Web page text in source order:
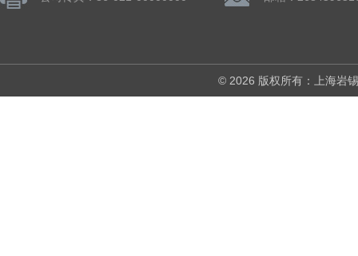
© 2026 版权所有：上海岩